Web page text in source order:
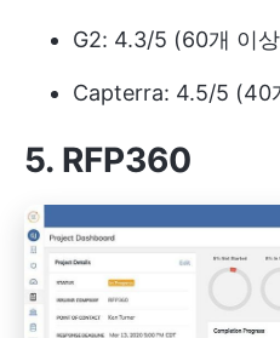
G2: 4.3/5 (60개 이
Capterra: 4.5/5 (40
5. RFP360